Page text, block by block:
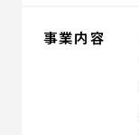
事業内容